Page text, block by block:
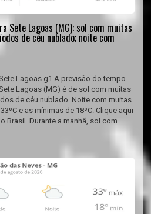
Sete Lagoas (MG): sol com muitas
de céu nublado; noite com
Lagoas g1 A previsão do tempo
Lagoas (MG) é de sol com muitas
de céu nublado. Noite com muitas
e as mínimas de 18ºC. Clique aqui
Brasil. Durante a manhã, sol com